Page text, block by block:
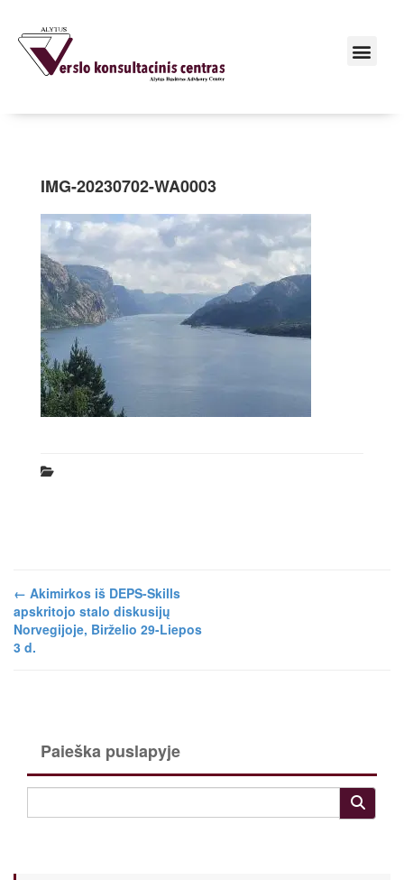
IMG-20230702-WA0003
← Akimirkos iš DEPS-Skills
apskritojo stalo diskusijų
Norvegijoje, Birželio 29-Liepos
3 d.
Paieška puslapyje